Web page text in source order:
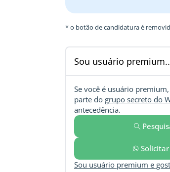
* o botão de candidatura é
Sou usuário
Se você é usuário
parte do grupo secreto do
antecedência.
Sou usuário premium e